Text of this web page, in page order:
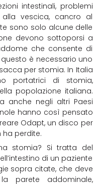
intestinali, problemi
alla vescica, cancro al
sono solo alcune delle
devono sottoporsi a
che consente di
questo è necessario uno
per stomia. In Italia
portatrici di stomia,
popolazione italiana.
anche negli altri Paesi
hanno così pensato
Odapt, un disco per
perdite.
stomia? Si tratta del
di un paziente
sopra citate, che deve
parete addominale,